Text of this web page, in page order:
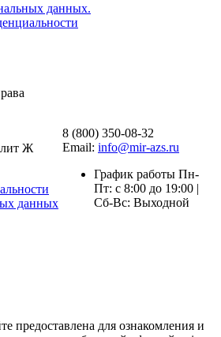
данных.
лит Ж
данных
8 (800) 350-08-32
Email: info@mir-azs.ru
График работы Пн-
Пт: с 8:00 до 19:00 |
Сб-Вс: Выходной
предоставлена для ознакомления и